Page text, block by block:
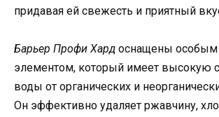
придавая ей свежесть и приятный
Барьер Профи Хард оснащены
элементом, который имеет высокую
воды от органических и
Он эффективно удаляет ржавчину,